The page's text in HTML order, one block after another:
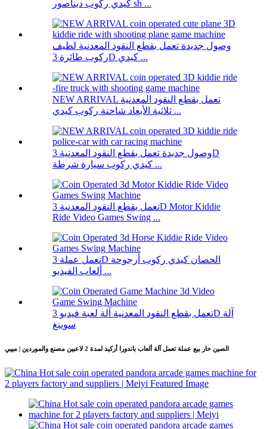
كيدي ركوب ديناصور sh ...
وصول جديدة تعمل بقطع النقود المعدنية لطيف
ركوب طائرة 3D كيدي ...
NEW ARRIVAL تعمل بقطع النقود المعدنية
ثلاثية الأبعاد شاحنة ركوب كيدي ...
وصول جديدة تعمل بقطع النقود المعدنية 3D
كيدي ركوب سيارة شرطة ...
تعمل بقطع النقود المعدنية 3D Motor Kiddie
Ride Video Games Swing ...
تعمل عملة 3D الحصان كيدي ركوب أرجوحة
ألعاب الفيديو ...
تعمل بقطع النقود المعدنية آلة لعبة فيديو 3D آلة
سوينغ
الصين حار بيع عملة تعمل آلة ألعاب باندورا أركيد لمدة 2 لاعبين مصنع والموردين | مييي